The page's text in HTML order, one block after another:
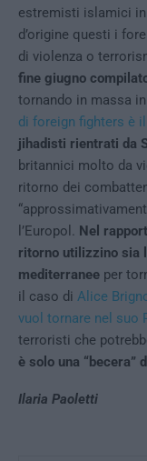
estremisti islamici
d’origine questi i
di violenza o
fine giugno
tornando in massa
di foreign fighters è
jihadisti rientrati da
britannici molto da
ritorno dei
l’Europol. Nel
ritorno utilizzino sia
mediterranee per
il caso di Alice
vuol tornare nel suo
terroristi che
è solo una
Ilaria Paoletti